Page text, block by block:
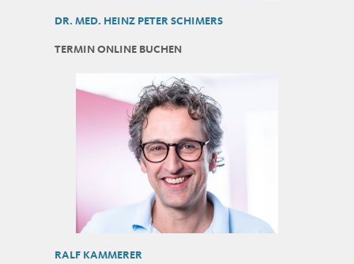
DR. MED. HEINZ PETER SCHIMERS
TERMIN ONLINE BUCHEN
RALF KAMMERER